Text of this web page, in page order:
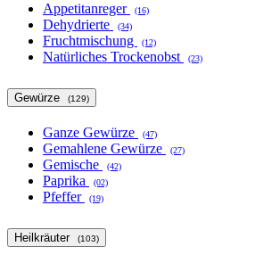
Appetitanreger (16)
Dehydrierte (34)
Fruchtmischung (12)
Natürliches Trockenobst (23)
Gewürze (129)
Ganze Gewürze (47)
Gemahlene Gewürze (27)
Gemische (42)
Paprika (02)
Pfeffer (19)
Heilkräuter (103)